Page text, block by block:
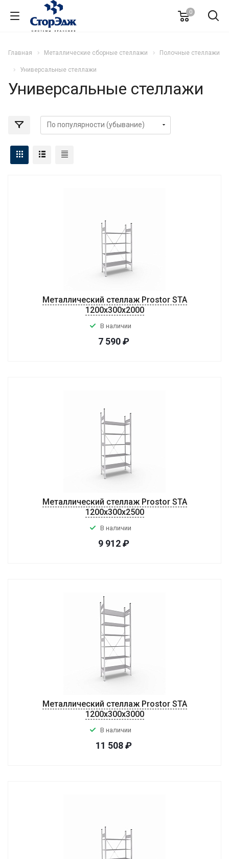
0
Главная Металлические сборные стеллажи Полочные стеллажи
Универсальные стеллажи
Универсальные стеллажи
Металлический стеллаж Prostor STA
1200х300х2000
В наличии
7 590₽
Металлический стеллаж Prostor STA
1200х300х2500
В наличии
9 912₽
Металлический стеллаж Prostor STA
1200х300х3000
В наличии
11 508₽